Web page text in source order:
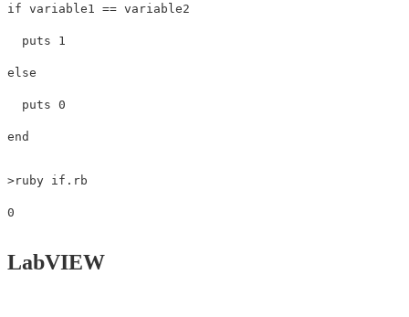
if variable1 == variable2
puts 1
else
puts 0
end
>ruby if .rb
LabVIEW